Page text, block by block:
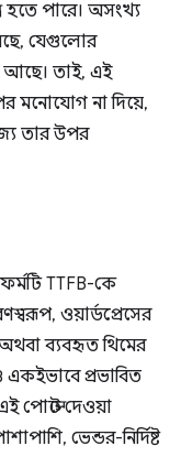
হতে পারে। অসংখ্য
যেগুলোর
আছে। তাই, এই
মনোযোগ না দিয়ে,
তার উপর
TTFB-কে
ওয়ার্ডপ্রেসের
ব্যবহৃত থিমের
একইভাবে প্রভাবিত
পোস্টে দেওয়া
ভেন্ডর-নির্দিষ্ট